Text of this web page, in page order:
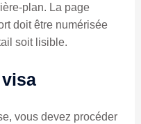
plan. La page
doit être numérisée
soit lisible.
vous devez procéder